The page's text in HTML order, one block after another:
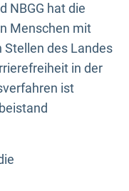
NBGG hat die
Menschen mit
des Landes
in der
ist